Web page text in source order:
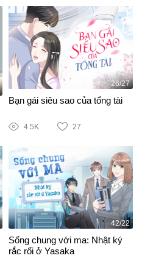
26/27
Bạn gái siêu sao của tổng tài
4.5K 27
42/22
Sống chung với ma: Nhật ký
rắc rối ở Yasaka